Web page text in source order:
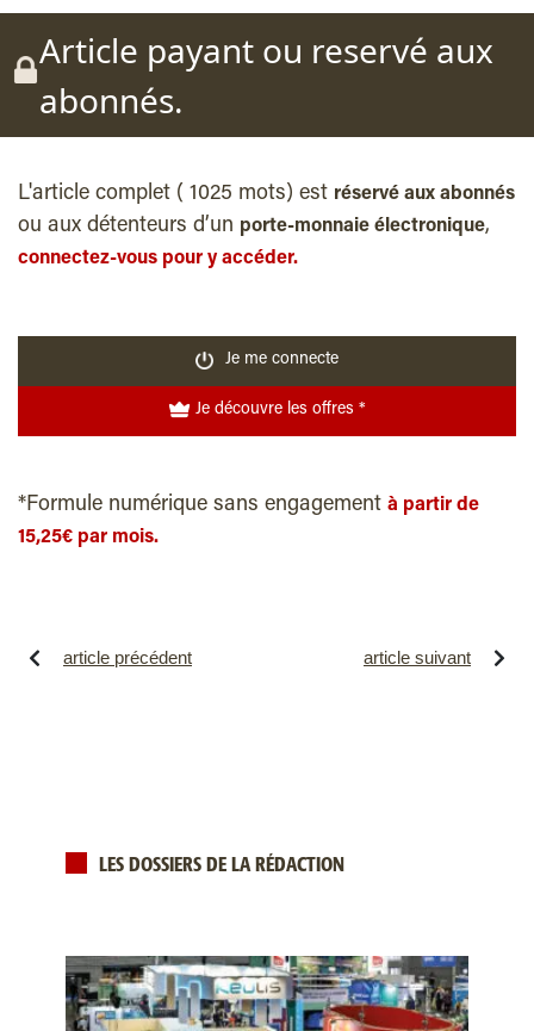
Article payant ou reservé aux
abonnés.
L'article complet ( 1025 mots) est réservé aux abonnés
ou aux détenteurs d’un porte-monnaie électronique,
connectez-vous pour y accéder.
Je me connecte
Je découvre les offres *
*Formule numérique sans engagement à partir de
15,25€ par mois.
article précédent article suivant
LES DOSSIERS DE LA RÉDACTION